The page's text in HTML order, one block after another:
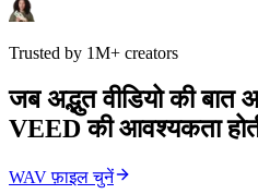
Trusted by 1M+ creators
जब अद्भुत वीडियो की
VEED की आवश्यकता
WAV फ़ाइल चुनें